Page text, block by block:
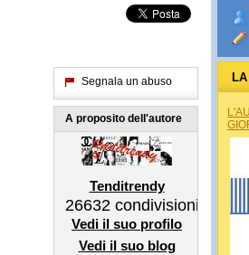
Segnala un abuso
A proposito dell'autore
Tenditrendy
26632 condivisioni
Vedi il suo profilo
Vedi il suo blog